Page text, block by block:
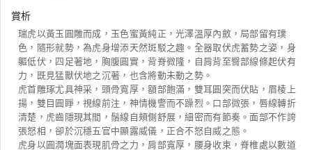
賞析
瑞虎以黃玉圓雕而成，玉色蜜黃純正，光澤溫厚內斂，局部留有璞
色，隨形就勢，為虎身增添天然斑駁之趣。全器取伏虎蓄勢之姿，身
軀低伏，四足著地，胸腹圓實，背脊微隆，自肩背至臀部線條起伏有
力，既見猛獸伏地之沉著，也含將動未動之勢。
虎首雕琢尤具神采，頭骨寬厚，額部飽滿，雙耳圓突而伏貼，眉棱上
揚，雙目圓睜，視線前注，神情機警而不躁烈。口部微張，唇線轉折
清楚，虎齒隱現其間，鬚線自頰側舒展，細密而有節奏。面部不作誇
張怒相，卻於沉穩五官中顯露威儀，正合不怒自威之態。
虎身以圓潤塊面表現肌骨之力，肩部寬厚，腰身收束，脊椎處以數道